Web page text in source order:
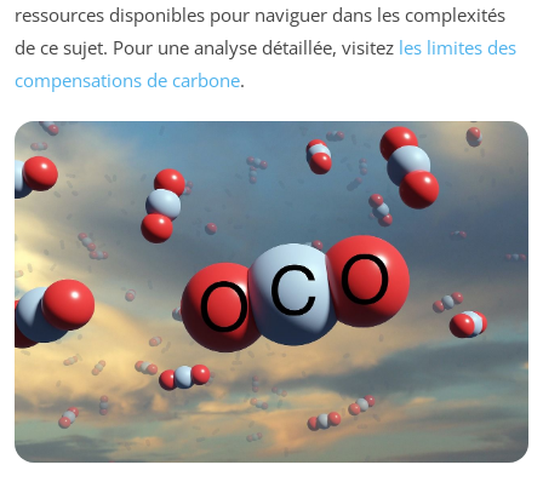
ressources disponibles pour naviguer dans les complexités
de ce sujet. Pour une analyse détaillée, visitez les limites des
compensations de carbone.